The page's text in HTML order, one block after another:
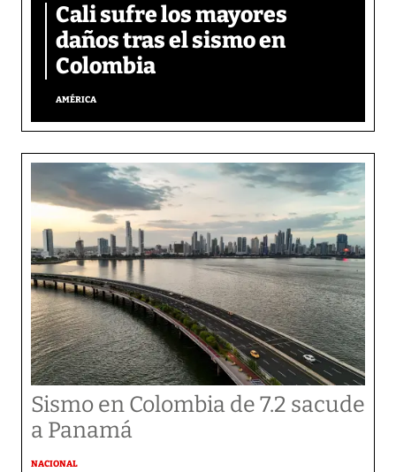
Cali sufre los mayores
daños tras el sismo en
Colombia
AMÉRICA
Sismo en Colombia de 7.2 sacude
a Panamá
NACIONAL